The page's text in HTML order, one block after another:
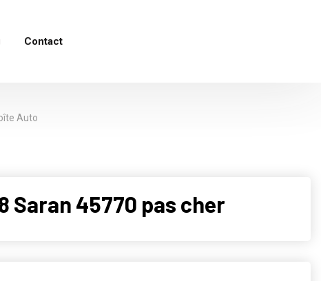
Contact
Auto
Saran 45770 pas cher